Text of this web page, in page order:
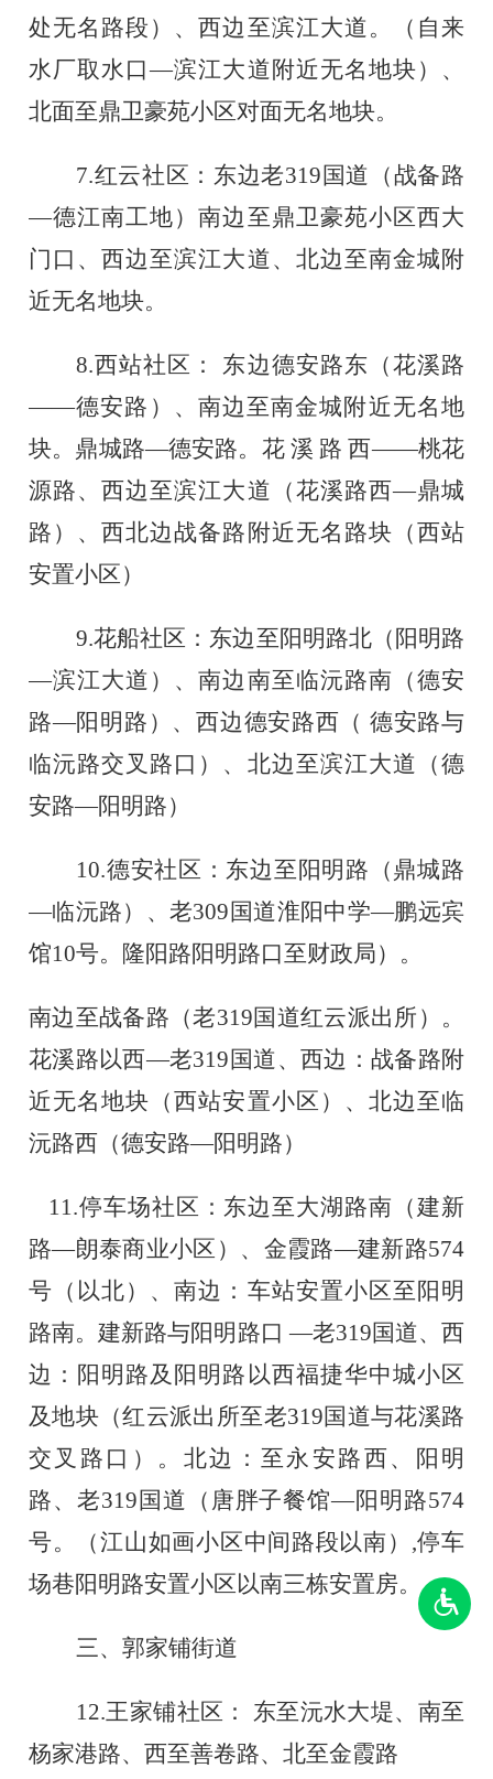
处无名路段）、西边至滨江大道。（自来
水厂取水口—滨江大道附近无名地块）、
北面至鼎卫豪苑小区对面无名地块。
7.红云社区：东边老319国道（战备路
—德江南工地）南边至鼎卫豪苑小区西大
门口、西边至滨江大道、北边至南金城附
近无名地块。
8.西站社区：
东边德安路东（花溪路
——德安路） 、南边至南金城附近无名地
块。鼎城路—德安路。花 溪 路 西——桃花
源路、西边至滨江大道（花溪路西—鼎城
路 ）、西北边战备路附近无名路块（西站
安置小区）
9.花船社区：东边至阳明路北（阳明路
—滨江大道） 、南边南至临沅路南（德安
路—阳明路） 、西边德安路西（ 德安路与
临沅路交叉路口）、北边至滨江大道（德
安路—阳明路）
10.德安社区：东边至阳明路（鼎城路
—临沅路）、老309国道淮阳中学—鹏远宾
馆10号。隆阳路阳明路口至财政局）。
南边至战备路（老319国道红云派出所）。
花溪路以西—老319国道、西边：战备路附
近无名地块（西站安置小区）、北边至临
沅路西（德安路—阳明路）
11.停车场社区：东边至大湖路南（建新
路—朗泰商业小区）、金霞路—建新路574
号（以北） 、南边：车站安置小区至阳明
路南。建新路与阳明路口 —老319国道、西
边：阳明路及阳明路以西福捷华中城小区
及地块（红云派出所至老319国道与花溪路
交叉路口）。北边：至永安路西、阳明
路、老319国道（唐胖子餐馆—阳明路574
号。（江山如画小区中间路段以南）,停车
场巷阳明路安置小区以南三栋安置房。
三、郭家铺街道
12.王家铺社区：
东至沅水大堤、南至
杨家港路、西至善卷路、北至金霞路